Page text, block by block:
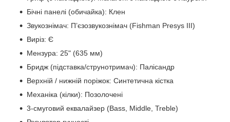
Бічні панелі (обичайка): Клен
Звукознімач: П’єзозвукознімач (Fishman Presys III)
Виріз: Є
Мензура: 25" (635 мм)
Бридж (підставка/струнотримач): Палісандр
Верхній / нижній поріжок: Синтетична кістка
Механіка (кілки): Позолочені
3-смуговий еквалайзер (Bass, Middle, Treble)